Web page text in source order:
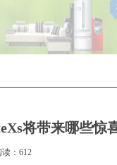
将带来哪些惊
读：612